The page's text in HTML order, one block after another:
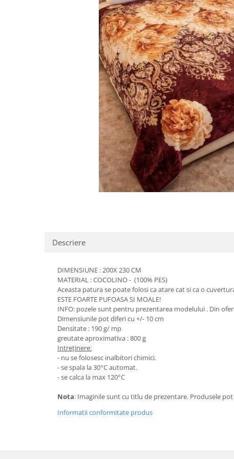
Descriere
DIMENSIUNE : 200X 230 CM
MATERIAL : COCOLINO - (100% PES)
Aceasta patura se poate folosi ca atare cat si ca o
ESTE FOARTE PUFOASA SI MOALE!
INFO: pozele sunt pentru prezentarea modelului . Din
Dimensiunile pot diferi cu +/- 10 cm
Densitate : 190 g/ mp
greutate aproximativa : 800 g
Intreținere:
- nu se folosesc inalbitori chimici.
- se spala la 30°C automat.
- se calca la max 120°C
Nota: Imaginile sunt cu titlu de prezentare. Produsele
Informatii conformitate produs